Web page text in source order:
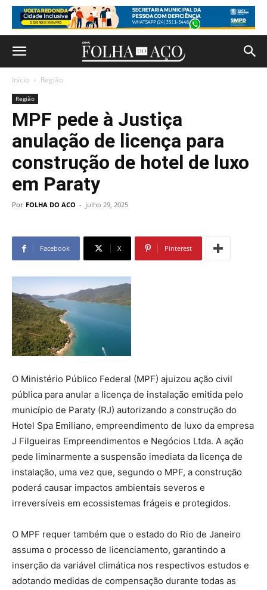
Início Região
Região
MPF pede à Justiça
anulação de licença para
construção de hotel de luxo
em Paraty
Por FOLHA DO ACO - julho 29, 2025
Facebook X Pinterest
O Ministério Público Federal (MPF) ajuizou ação civil
pública para anular a licença de instalação emitida pelo
município de Paraty (RJ) autorizando a construção do
Hotel Spa Emiliano, empreendimento de luxo da empresa
J Filgueiras Empreendimentos e Negócios Ltda. A ação
pede liminarmente a suspensão imediata da licença de
instalação, uma vez que, segundo o MPF, a construção
poderá causar impactos ambientais severos e
irreversíveis em ecossistemas frágeis e protegidos.
O MPF requer também que o estado do Rio de Janeiro
assuma o processo de licenciamento, garantindo a
inserção da variável climática nos respectivos estudos e
adotando medidas de compensação durante todas as